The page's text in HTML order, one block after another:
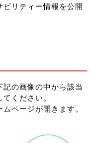
リティー情報を公開
の画像の中から該当
ください。
ページが開きます。